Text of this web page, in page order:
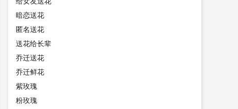
暗恋送花
匿名送花
送花给长辈
乔迁送花
乔迁鲜花
紫玫瑰
粉玫瑰